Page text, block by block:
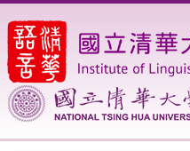
到
主
要
內
容
區